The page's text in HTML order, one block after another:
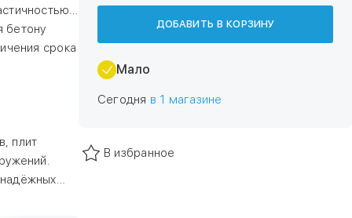
бетону
срока
плит
ДОБАВИТЬ В КОРЗИНУ
Мало
Сегодня в 1 магазине
В избранное